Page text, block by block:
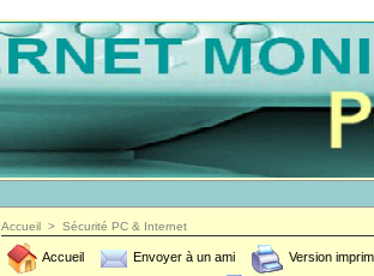
Accueil > Sécurité PC & Internet
Accueil Envoyer à un ami Version